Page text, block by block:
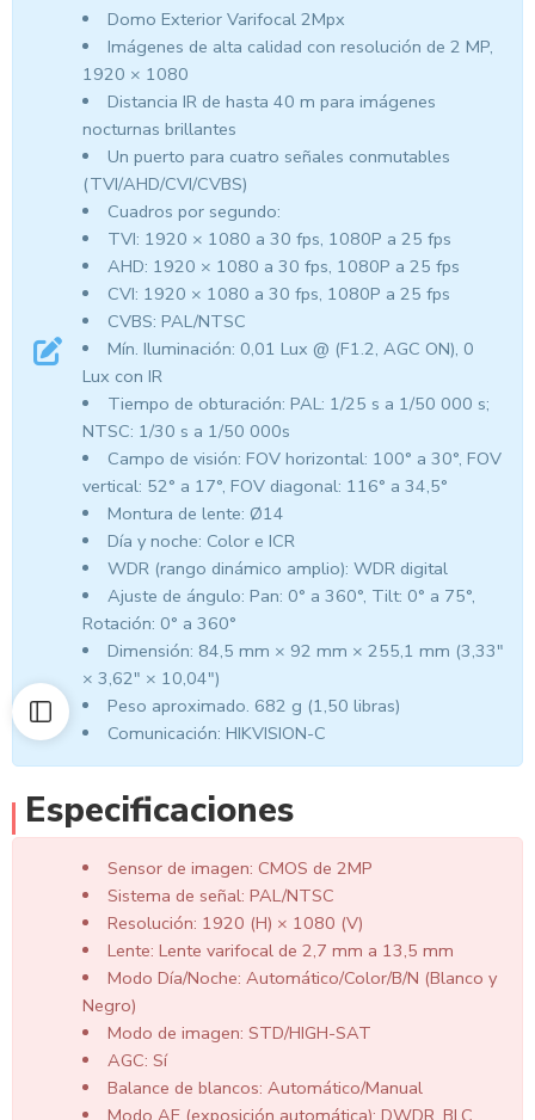
Domo Exterior Varifocal 2Mpx
Imágenes de alta calidad con resolución de 2 MP,
1920 × 1080
Distancia IR de hasta 40 m para imágenes
nocturnas brillantes
Un puerto para cuatro señales conmutables
(TVI/AHD/CVI/CVBS)
Cuadros por segundo:
TVI: 1920 × 1080 a 30 fps, 1080P a 25 fps
AHD: 1920 × 1080 a 30 fps, 1080P a 25 fps
CVI: 1920 × 1080 a 30 fps, 1080P a 25 fps
CVBS: PAL/NTSC
Mín. Iluminación: 0,01 Lux @ (F1.2, AGC ON), 0
Lux con IR
Tiempo de obturación: PAL: 1/25 s a 1/50 000 s;
NTSC: 1/30 s a 1/50 000s
Campo de visión: FOV horizontal: 100° a 30°, FOV
vertical: 52° a 17°, FOV diagonal: 116° a 34,5°
Montura de lente: Ø14
Día y noche: Color e ICR
WDR (rango dinámico amplio): WDR digital
Ajuste de ángulo: Pan: 0° a 360°, Tilt: 0° a 75°,
Rotación: 0° a 360°
Dimensión: 84,5 mm × 92 mm × 255,1 mm (3,33″
× 3,62″ × 10,04″)
Peso aproximado. 682 g (1,50 libras)
Comunicación: HIKVISION-C
Especificaciones
Sensor de imagen: CMOS de 2MP
Sistema de señal: PAL/NTSC
Resolución: 1920 (H) × 1080 (V)
Lente: Lente varifocal de 2,7 mm a 13,5 mm
Modo Día/Noche: Automático/Color/B/N (Blanco y
Negro)
Modo de imagen: STD/HIGH-SAT
AGC: Sí
Balance de blancos: Automático/Manual